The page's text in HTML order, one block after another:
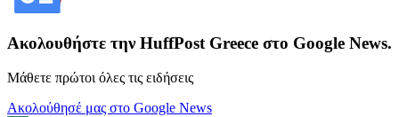
Ακολουθήστε την HuffPost Greece στο Google News.
Μάθετε πρώτοι όλες τις ειδήσεις
Ακολούθησέ μας στο Google News